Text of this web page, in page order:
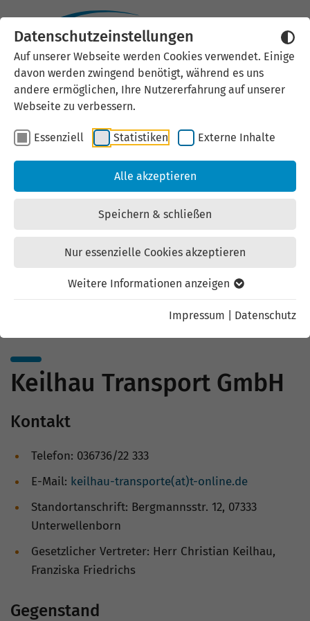
Datenschutzeinstellungen
Auf unserer Webseite werden Cookies verwendet. Einige
davon werden zwingend benötigt, während es uns
andere ermöglichen, Ihre Nutzererfahrung auf unserer
Webseite zu verbessern.
Essenziell Statistiken Externe Inhalte
Alle akzeptieren
Speichern & schließen
Nur essenzielle Cookies akzeptieren
Weitere Informationen anzeigen
Impressum Datenschutz
Externen Inhalt laden
Wir verwenden auf unserer
Website externe Inhalte, um Ihnen
zusätzliche Informationen
anzubieten. Einige externe Inhalte
(z.B. Google Maps, Youtube)
können persönliche Daten (z.B. IP-
Mit der Bestätigung erklären Sie
Keilhau Transport GmbH
Kontakt
Telefon: 036736/22 333
E-Mail: keilhau-transporte(at)t-online.de
Standortanschrift: Bergmannsstr. 12, 07333
Unterwellenborn
Gesetzlicher Vertreter: Herr Christian Keilhau,
Franziska Friedrichs
Gegenstand